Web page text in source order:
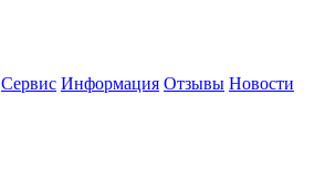
Сервис Информация Отзывы Новости